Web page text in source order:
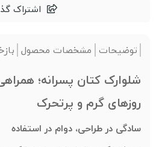
اشتراک
توضیحات مشخصات محصول
شلوارک کتان پسرانه؛
روزهای گرم و پرتحرک
سادگی در طراحی، دوام در استفاده